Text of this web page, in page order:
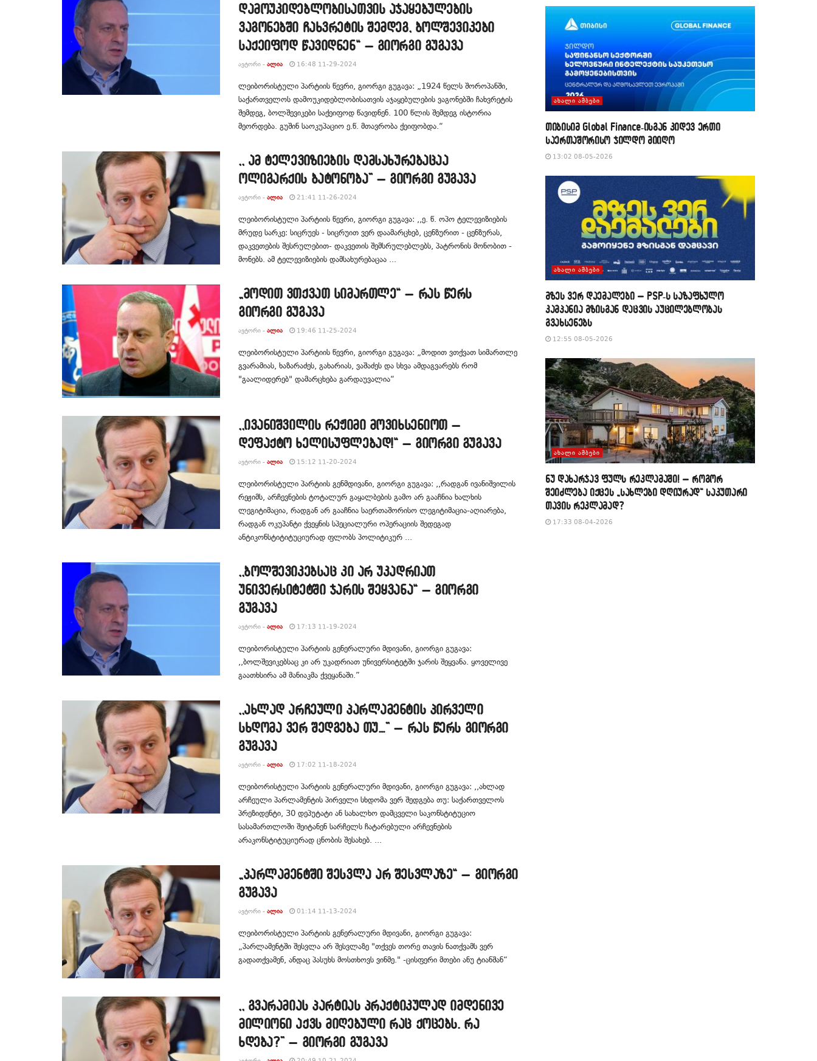
დამოუკიდებლობისათვის აჯაყებულების
ვაგონებში ჩახვრეტის შემდეგ, ბოლშევიკები
საქეიფოდ წავიდნენ“ – გიორგი გუგავა
ᲐᲕᲢᲝᲠᲘ - ᲐᲚᲘᲐ 16:48 11-29-2024
ლეიბორისტული პარტიის წევრი, გიორგი გუგავა: „1924 წელს შოროპანში,
საქართველოს დამოუკიდებლობისათვის აჯაყებულების ვაგონებში ჩახვრეტის
შემდეგ, ბოლშევიკები საქეიფოდ წავიდნენ. 100 წლის შემდეგ ისტორია
მეორდება. გუშინ საოკუპაციო ე.წ. მთავრობა ქეიფობდა.“
,, ამ ტელევიზიების დამსახურებაცაა
ოლიგარქის ბატონობა” – გიორგი გუგავა
ᲐᲕᲢᲝᲠᲘ - ᲐᲚᲘᲐ 21:41 11-26-2024
ლეიბორისტული პარტიის წევრი, გიორგი გუგავა: ,,ე. წ. ოპო ტელევიზიების
მრუდე სარკე: სიცრუეს - სიცრუით ვერ დაამარცხებ, ცენზურით - ცენზურას,
დაკვეთების შესრულებით- დაკვეთის შემსრულებლებს, პატრონის მონობით -
მონებს. ამ ტელევიზიების დამსახურებაცაა ...
„მოდით ვთქვათ სიმართლე“ – რას წერს
გიორგი გუგავა
ᲐᲕᲢᲝᲠᲘ - ᲐᲚᲘᲐ 19:46 11-25-2024
ლეიბორისტული პარტიის წევრი, გიორგი გუგავა: „მოდით ვთქვათ სიმართლე
გვარამიას, ხაზარაძეს, გახარიას, ვაშაძეს და სხვა ამდაგვარებს რომ
"გაალიდერებ" დამარცხება გარდაუვალია“
,,ივანიშვილის რეჟიმი მოვიხსენიოთ –
დეფაქტო ხელისუფლებად!“ – გიორგი გუგავა
ᲐᲕᲢᲝᲠᲘ - ᲐᲚᲘᲐ 15:12 11-20-2024
ლეიბორისტული პარტიის გენმდივანი, გიორგი გუგავა: ,,რადგან ივანიშვილის
რეჟიმს, არჩევნების ტოტალურ გაყალბების გამო არ გააჩნია ხალხის
ლეგიტიმაცია, რადგან არ გააჩნია საერთაშორისო ლეგიტიმაცია-აღიარება,
რადგან ოკუპანტი ქვეყნის სპეციალური ოპერაციის შედეგად
ანტიკონსტიტიტუციურად ფლობს პოლიტიკურ ...
,,ბოლშევიკებსაც კი არ უკადრიათ
უნივერსიტეტში ჯარის შეყვანა“ – გიორგი
გუგავა
ᲐᲕᲢᲝᲠᲘ - ᲐᲚᲘᲐ 17:13 11-19-2024
ლეიბორისტული პარტიის გენერალური მდივანი, გიორგი გუგავა:
,,ბოლშევიკებსაც კი არ უკადრიათ უნივერსიტეტში ჯარის შეყვანა. ყოველივე
გაათხსირა ამ მანიაკმა ქვეყანაში.”
,,ახლად არჩეული პარლამენტის პირველი
სხდომა ვერ შედგება თუ…” – რას წერს გიორგი
გუგავა
ᲐᲕᲢᲝᲠᲘ - ᲐᲚᲘᲐ 17:02 11-18-2024
ლეიბორისტული პარტიის გენერალური მდივანი, გიორგი გუგავა: ,,ახლად
არჩეული პარლამენტის პირველი სხდომა ვერ შედგება თუ: საქართველოს
პრეზიდენტი, 30 დეპუტატი ან სახალხო დამცველი საკონსტიტუციო
სასამართლოში შეიტანენ სარჩელს ჩატარებული არჩევნების
არაკონსტიტუციურად ცნობის შესახებ. ...
„პარლამენტში შესვლა არ შესვლაზე“ – გიორგი
გუგავა
ᲐᲕᲢᲝᲠᲘ - ᲐᲚᲘᲐ 01:14 11-13-2024
ლეიბორისტული პარტიის გენერალური მდივანი, გიორგი გუგავა:
„პარლამენტში შესვლა არ შესვლაზე "თქვეს თორე თავის ნათქვამს ვერ
გადათქვამენ, ანდაც პასუხს მოსთხოვს ვინმე." -ცისფერი მთები ანუ ტიანშან“
,, გვარამიას პარტიას პრაქტიკულად იმდენივე
მილიონი აქვს მიღებული რაც ქოცებს. რა
ხდება?” – გიორგი გუგავა
ᲐᲮᲐᲚᲘ ᲐᲛᲑᲔᲑᲘ
თიბისიმ Global Finance-ისგან კიდევ ერთი
საერთაშორისო ჯილდო მიიღო
13:02 08-05-2026
ᲐᲮᲐᲚᲘ ᲐᲛᲑᲔᲑᲘ
მზეს ვერ დაემალები – PSP-ს საზაფხულო
კამპანია მზისგან დაცვის აუცილებლობას
გვახსენებს
12:55 08-05-2026
ᲐᲮᲐᲚᲘ ᲐᲛᲑᲔᲑᲘ
​ნუ დახარჯავ ფულს რეკლამაში! – როგორ
შეიძლება იქცეს „სახლები დღიურად“ საკუთარი
თავის რეკლამად?
17:33 08-04-2026